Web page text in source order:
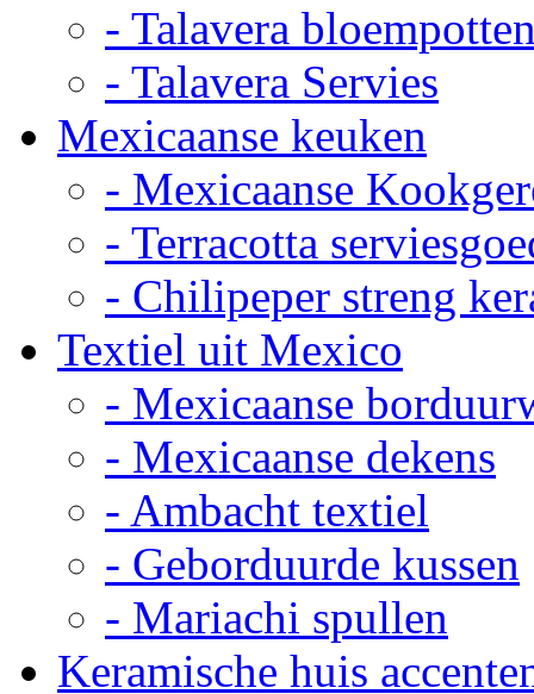
- Talavera
- Talavera Servies
Mexicaanse keuken
- Mexicaanse
- Terracotta
- Chilipeper streng
Textiel uit Mexico
- Mexicaanse
- Mexicaanse dekens
- Ambacht textiel
- Geborduurde kussen
- Mariachi spullen
Keramische huis